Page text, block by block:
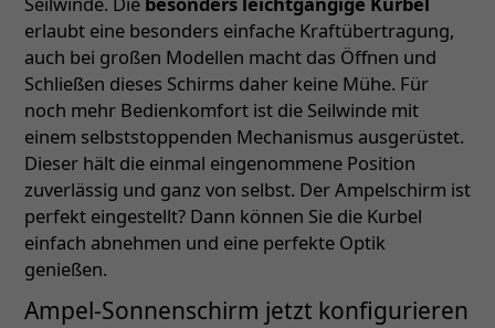
erlaubt eine besonders einfache Kraftübertragung,
auch bei großen Modellen macht das Öffnen und
Schließen dieses Schirms daher keine Mühe. Für
noch mehr Bedienkomfort ist die Seilwinde mit
einem selbststoppenden Mechanismus ausgerüstet.
Dieser hält die einmal eingenommene Position
zuverlässig und ganz von selbst. Der Ampelschirm ist
perfekt eingestellt? Dann können Sie die Kurbel
einfach abnehmen und eine perfekte Optik
genießen.
Ampel-Sonnenschirm jetzt konfigurieren